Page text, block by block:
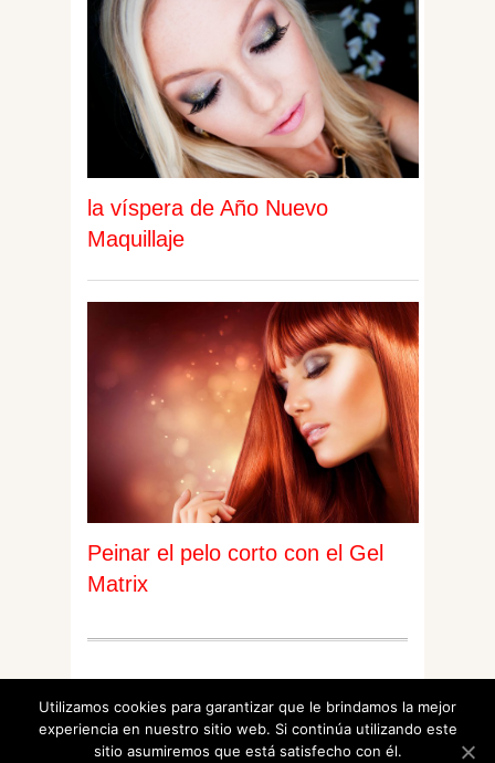
la víspera de Año Nuevo
Maquillaje
Peinar el pelo corto con el Gel
Matrix
© 2026 "Estilo magico – experto de belleza para
mujer" All Rights Reserved
Utilizamos cookies para garantizar que le brindamos la mejor
experiencia en nuestro sitio web. Si continúa utilizando este
sitio asumiremos que está satisfecho con él.